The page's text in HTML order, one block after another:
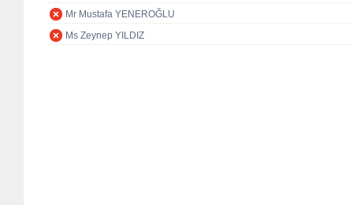
Mr Mustafa YENEROĞLU
Ms Zeynep YILDIZ